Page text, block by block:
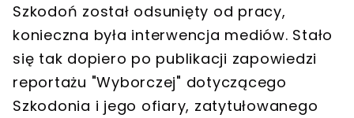
Szkodoń został odsunięty od pracy,
konieczna była interwencja mediów. Stało
się tak dopiero po publikacji zapowiedzi
reportażu "Wyborczej" dotyczącego
Szkodonia i jego ofiary, zatytułowanego